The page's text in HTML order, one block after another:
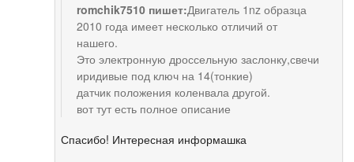
romchik7510 пишет:Двигатель 1nz образца
2010 года имеет несколько отличий от
нашего.
Это электронную дроссельную заслонку,свечи
иридивые под ключ на 14(тонкие)
датчик положения коленвала другой.
вот тут есть полное описание
Спасибо! Интересная информашка